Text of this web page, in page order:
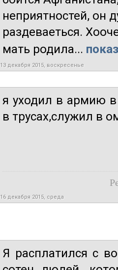
неприятностей, он
раздеваеться.
мать родила...
13 декабря 2015, воскресенье
я уходил в армию
в трусах,служил в
16 декабря 2015, среда
Я расплатился с